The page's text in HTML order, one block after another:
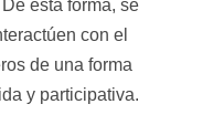
esta forma, se
con el
de una forma
y participativa.